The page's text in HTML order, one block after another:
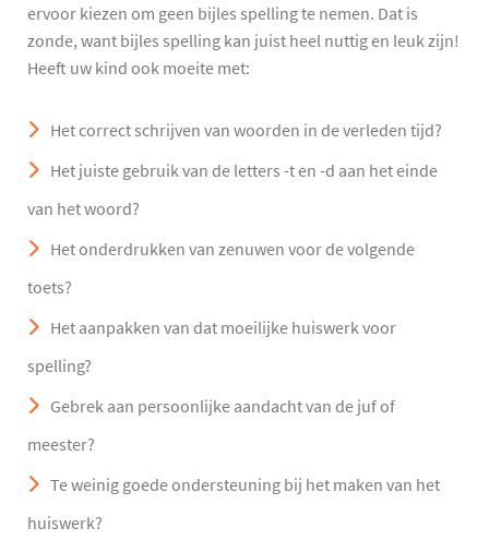
ervoor kiezen om geen bijles spelling te nemen. Dat is
zonde, want bijles spelling kan juist heel nuttig en leuk zijn!
Heeft uw kind ook moeite met:
Het correct schrijven van woorden in de verleden tijd?
Het juiste gebruik van de letters -t en -d aan het einde
van het woord?
Het onderdrukken van zenuwen voor de volgende
toets?
Het aanpakken van dat moeilijke huiswerk voor
spelling?
Gebrek aan persoonlijke aandacht van de juf of
meester?
Te weinig goede ondersteuning bij het maken van het
huiswerk?